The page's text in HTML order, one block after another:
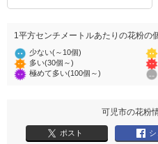
1平方センチメートルあたりの花粉の
少ない(～10個)
多い(30個～)
極めて多い(100個～)
可児市の花粉
ポスト シ